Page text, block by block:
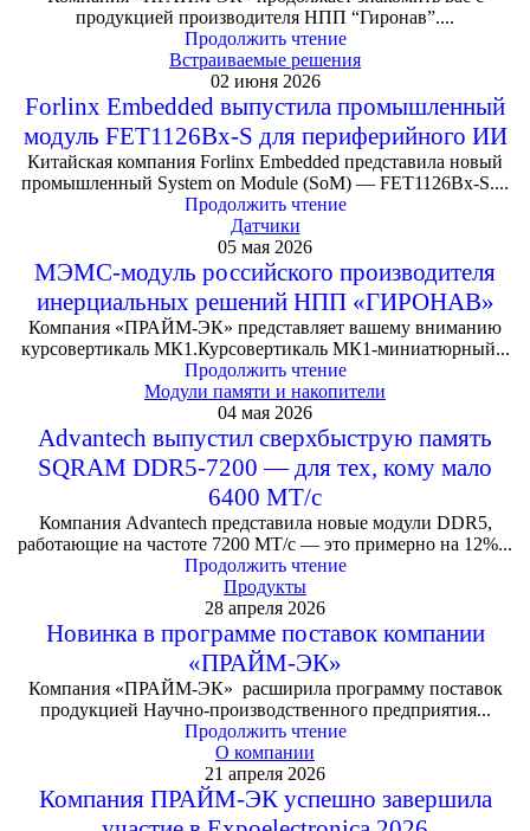
продукцией производителя НПП “Гиронав”....
Продолжить чтение
Встраиваемые решения
02 июня 2026
Forlinx Embedded выпустила промышленный
модуль FET1126Bx-S для периферийного ИИ
Китайская компания Forlinx Embedded представила новый
промышленный System on Module (SoM) — FET1126Bx-S....
Продолжить чтение
Датчики
05 мая 2026
МЭМС-модуль российского производителя
инерциальных решений НПП «ГИРОНАВ»
Компания «ПРАЙМ-ЭК» представляет вашему вниманию
курсовертикаль МК1.Курсовертикаль МК1-миниатюрный...
Продолжить чтение
Модули памяти и накопители
04 мая 2026
Advantech выпустил сверхбыструю память
SQRAM DDR5-7200 — для тех, кому мало
6400 МТ/с
Компания Advantech представила новые модули DDR5,
работающие на частоте 7200 МТ/с — это примерно на 12%...
Продолжить чтение
Продукты
28 апреля 2026
Новинка в программе поставок компании
«ПРАЙМ-ЭК»
Компания «ПРАЙМ-ЭК» расширила программу поставок
продукцией Научно-производственного предприятия...
Продолжить чтение
О компании
21 апреля 2026
Компания ПРАЙМ-ЭК успешно завершила